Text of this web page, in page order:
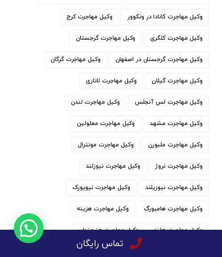
وکیل مهاجرت کانادا در ونکوور وکیل مهاجرت کرج
وکیل مهاجرت کلگری وکیل مهاجرت گرجستان
وکیل مهاجرت گرجستان در اصفهان وکیل مهاجرت گرگان
وکیل مهاجرت گیلان وکیل مهاجرت لاتاری
وکیل مهاجرت لس آنجلس وکیل مهاجرت لندن
وکیل مهاجرت مشهد وکیل مهاجرت معلولین
وکیل مهاجرت ملبورن وکیل مهاجرت مونترال
وکیل مهاجرت نروژ وکیل مهاجرت نیوزلند
وکیل مهاجرت نیوزیلند وکیل مهاجرت نیویورک
وکیل مهاجرت هامبورگ وکیل مهاجرت هزینه
وکیل مهاجرت هلند وکیل مهاجرت هنرمندان
وکیل مهاجرت ورزشی
تماس رایگان